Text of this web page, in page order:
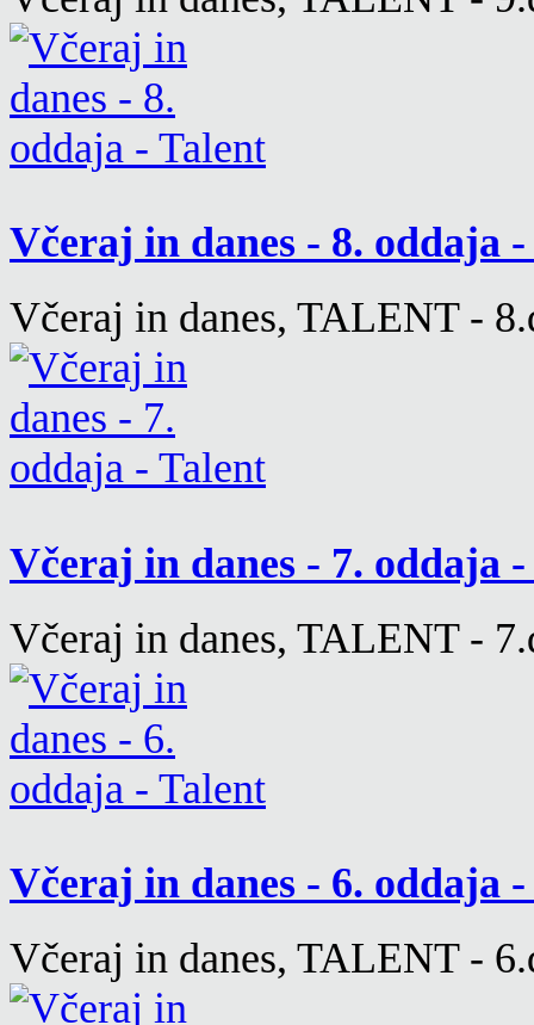
Včeraj in danes - 8. oddaja
Včeraj in danes, TALENT -
Včeraj in danes - 7. oddaja
Včeraj in danes, TALENT -
Včeraj in danes - 6. oddaja
Včeraj in danes, TALENT -